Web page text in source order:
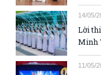
14/05/
Lời
Minh
11/05/